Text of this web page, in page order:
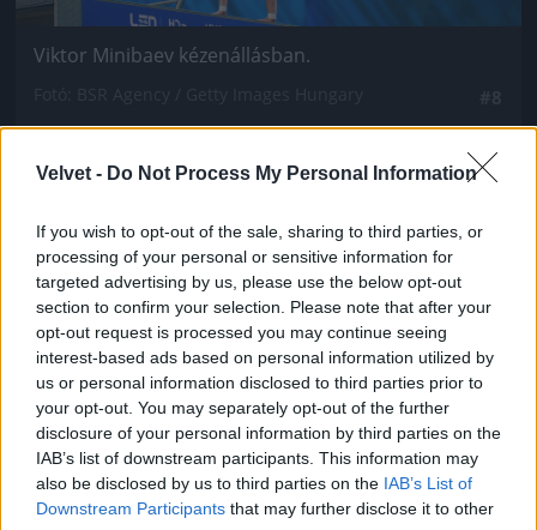
Velvet - Do Not Process My Personal Information
If you wish to opt-out of the sale, sharing to third parties, or
processing of your personal or sensitive information for
targeted advertising by us, please use the below opt-out
section to confirm your selection. Please note that after your
opt-out request is processed you may continue seeing
interest-based ads based on personal information utilized by
us or personal information disclosed to third parties prior to
your opt-out. You may separately opt-out of the further
disclosure of your personal information by third parties on the
IAB’s list of downstream participants. This information may
also be disclosed by us to third parties on the IAB’s List of
Downstream Participants that may further disclose it to other
Viktor Minibaev kézenállásban.